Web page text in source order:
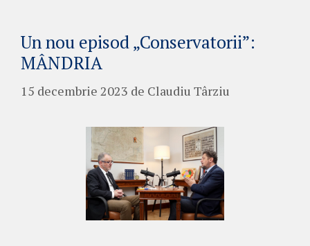
Un nou episod „Conservatorii”:
MÂNDRIA
15 decembrie 2023 de Claudiu Târziu